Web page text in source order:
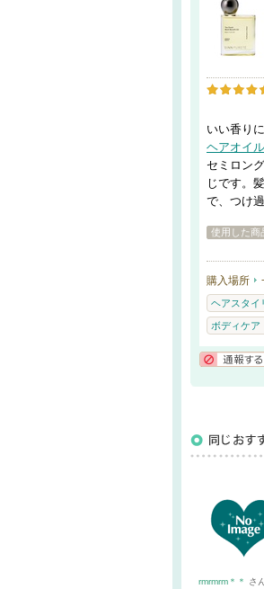
いい香り
ヘアオイル
セミロン
じです。
で、つけ
使用した商
購入場所 -
ヘアスタイ
ボディケア
rmrmrm＊＊ さん